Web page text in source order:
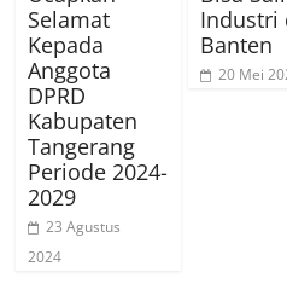
Selamat
Kepada
Anggota
DPRD
Kabupaten
Tangerang
Periode 2024-
2029
23 Agustus
2024
Industri
Banten
20 Mei